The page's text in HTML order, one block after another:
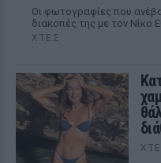
Οι φωτογραφίες που
διακοπές της με τον Νίκο
ΧΤΕΣ